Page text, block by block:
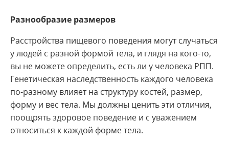
Разнообразие размеров
Расстройства пищевого поведения могут случаться
у людей с разной формой тела, и глядя на кого-то,
вы не можете определить, есть ли у человека РПП.
Генетическая наследственность каждого человека
по-разному влияет на структуру костей, размер,
форму и вес тела. Мы должны ценить эти отличия,
поощрять здоровое поведение и с уважением
относиться к каждой форме тела.